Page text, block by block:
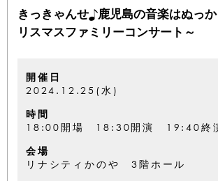
きっきゃんせ♪鹿児島の音楽はぬっ
リスマスファミリーコンサート～
開催日
2024.12.25(水)
時間
18:00開場 18:30開演 19:40終
会場
リナシティかのや 3階ホール